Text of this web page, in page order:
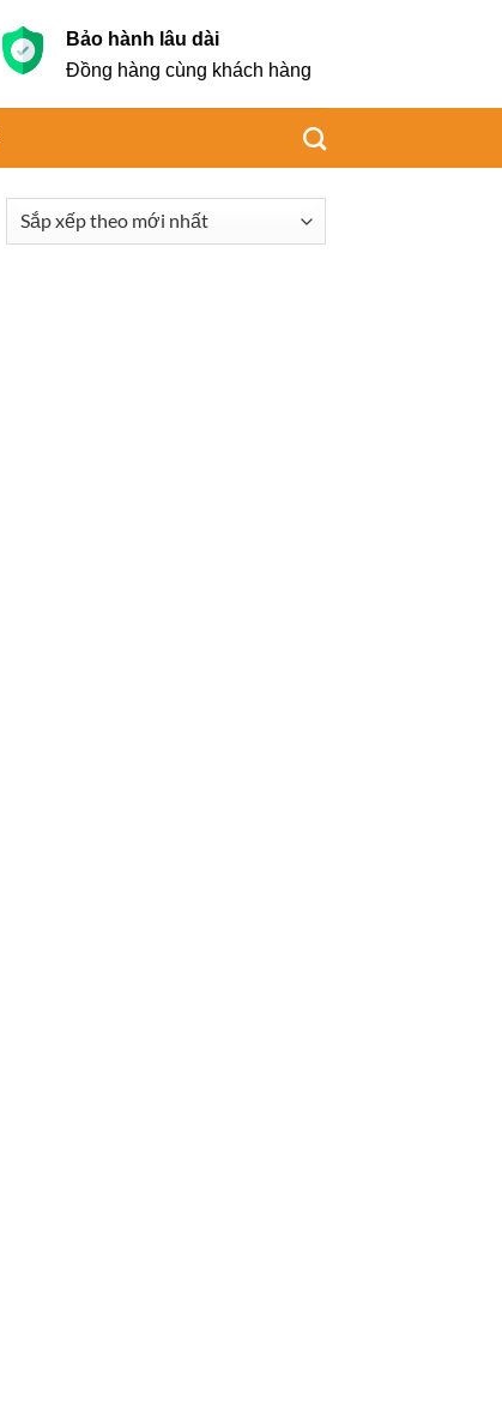
Bảo hành lâu dài
Đồng hàng cùng khách hàng